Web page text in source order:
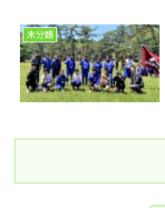
未分類